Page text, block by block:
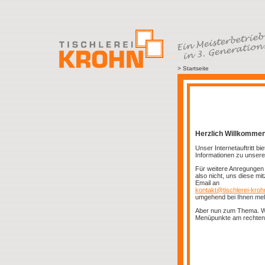
Herzlich
Unser Internetauftritt
Informationen zu
Für weitere
also nicht, uns diese
Email an
kontakt@tischlerei-
umgehend bei Ihnen
Aber nun zum Thema.
Menüpunkte am
> Startseite